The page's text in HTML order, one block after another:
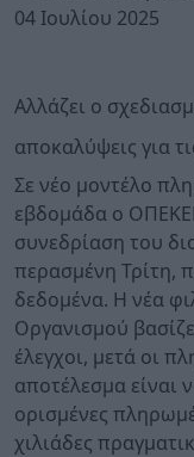
04 Ιουλίου 2025
Αλλάζει ο
αποκαλύψεις για
Σε νέο μοντέλο
εβδομάδα ο
συνεδρίαση του
περασμένη Τρίτη,
δεδομένα. Η νέα
Οργανισμού
έλεγχοι, μετά οι
αποτέλεσμα είναι
ορισμένες
χιλιάδες